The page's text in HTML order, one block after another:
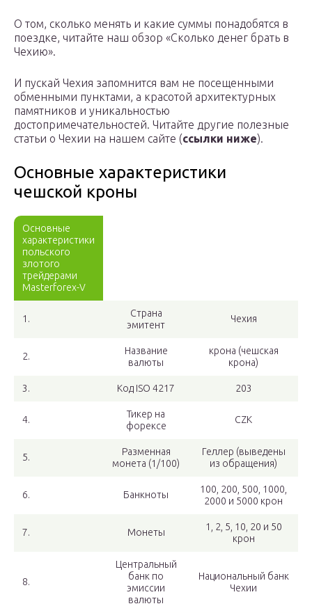
О том, сколько менять и какие суммы понадобятся в
поездке, читайте наш обзор «Сколько денег брать в
Чехию».
И пускай Чехия запомнится вам не посещенными
обменными пунктами, а красотой архитектурных
памятников и уникальностью
достопримечательностей. Читайте другие полезные
статьи о Чехии на нашем сайте (ссылки ниже).
Основные характеристики
чешской кроны
Основные
характеристики
польского
злотого
трейдерами
Masterforex-V
1.
Страна
эмитент
Чехия
2.
Название
валюты
крона (чешская
крона)
3. Код ISO 4217 203
4.
Тикер на
форексе
CZK
5.
Разменная
монета (1/100)
Геллер (выведены
из обращения)
6. Банкноты
100, 200, 500, 1000,
2000 и 5000 крон
7. Монеты
1, 2, 5, 10, 20 и 50
крон
8.
Центральный
банк по
эмиссии
валюты
Национальный банк
Чехии